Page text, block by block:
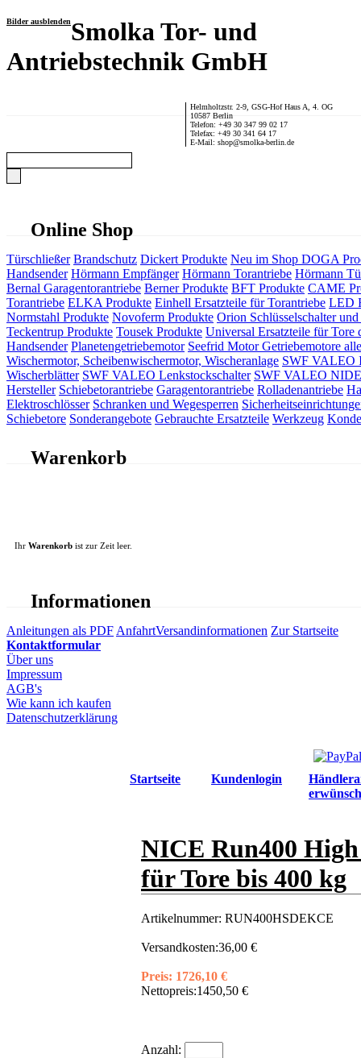
Bilder ausblendenSmolka Tor- und
Antriebstechnik GmbH
Helmholtzstr. 2-9, GSG-Hof Haus A, 4. OG
10587 Berlin
Telefon: +49 30 347 99 02 17
Telefax: +49 30 341 64 17
E-Mail: shop@smolka-berlin.de
Online Shop
Türschließer Brandschutz Dickert Produkte Neu im Shop DOGA
Handsender Hörmann Empfänger Hörmann Torantriebe Hörmann
Bernal Garagentorantriebe Berner Produkte BFT Produkte CAME
Torantriebe ELKA Produkte Einhell Ersatzteile für Torantriebe LED
Normstahl Produkte Novoferm Produkte Orion Schlüsselschalter und
Teckentrup Produkte Tousek Produkte Universal Ersatzteile für Tore
Handsender Planetengetriebemotor Seefrid Motor Getriebemotore
Wischermotor, Scheibenwischermotor, Wischeranlage SWF VALEO
Wischerblätter SWF VALEO Lenkstockschalter SWF VALEO
Hersteller Schiebetorantriebe Garagentorantriebe Rolladenantriebe
Elektroschlösser Schranken und Wegesperren
Schiebetore Sonderangebote Gebrauchte Ersatzteile Werkzeug
Warenkorb
Ihr Warenkorb ist zur Zeit leer.
Informationen
Anleitungen als PDF AnfahrtVersandinformationen Zur Startseite
Kontaktformular
Über uns
Impressum
AGB's
Wie kann ich kaufen
Datenschutzerklärung
Startseite Kundenlogin
NICE Run400 High
für Tore bis 400 kg
Artikelnummer: RUN400HSDEKCE
Versandkosten:36,00 €
Preis: 1726,10 €
Nettopreis:1450,50 €
Anzahl: